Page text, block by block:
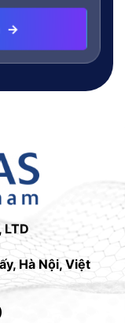
LTD
Hà Nội, Việt